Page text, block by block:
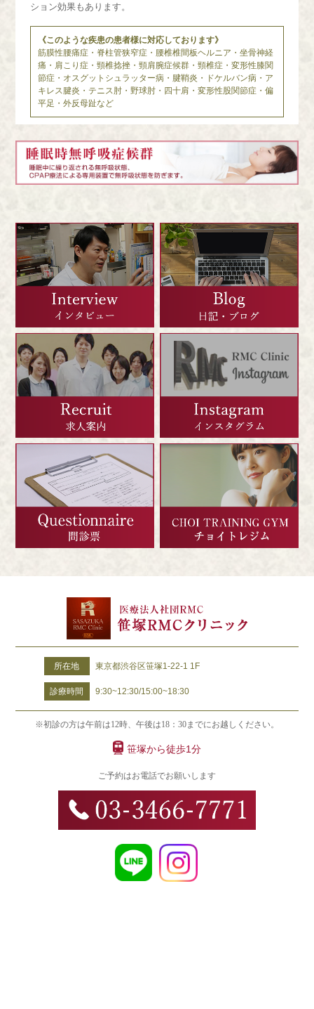
ション効果もあります。
《このような疾患の患者様に対応しております》
筋膜性腰痛症・脊柱管狭窄症・腰椎椎間板ヘルニア・坐骨神経
痛・肩こり症・頸椎捻挫・頸肩腕症候群・頸椎症・変形性膝関
節症・オスグットシュラッター病・腱鞘炎・ドケルバン病・ア
キレス腱炎・テニス肘・野球肘・四十肩・変形性股関節症・偏
平足・外反母趾など
所在地 東京都渋谷区笹塚1-22-1 1F
診療時間 9:30~12:30/15:00~18:30
※初診の方は午前は12時、午後は18：30までにお越しください。
笹塚から徒歩1分
ご予約はお電話でお願いします